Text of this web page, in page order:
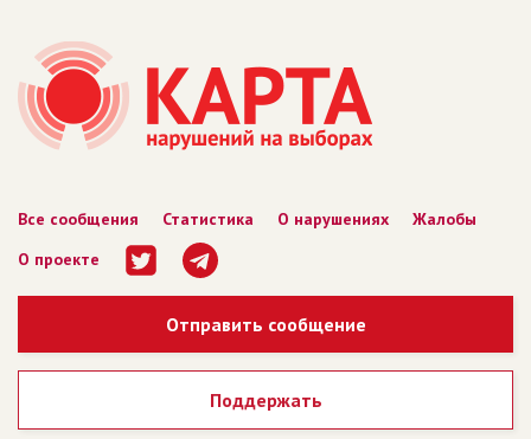
Все сообщения Статистика О нарушениях
Жалобы
О проекте
Отправить сообщение
Поддержать